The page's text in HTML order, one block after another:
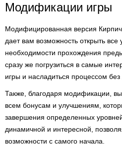
Модификации игры
Модифицированная версия
дает вам возможность открыть все
необходимости прохождения
сразу же погрузиться в самые
игры и насладиться процессом
Также, благодаря модификации,
всем бонусам и улучшениям,
завершения определенных
динамичной и интересной,
возможности с самого начала.